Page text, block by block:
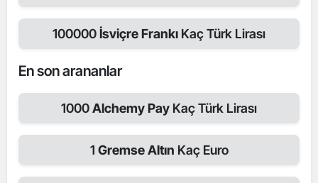
100000İsviçre Frankı Kaç Türk Lirası
En son arananlar
1000Alchemy Pay Kaç Türk Lirası
1 Gremse Altın Kaç Euro